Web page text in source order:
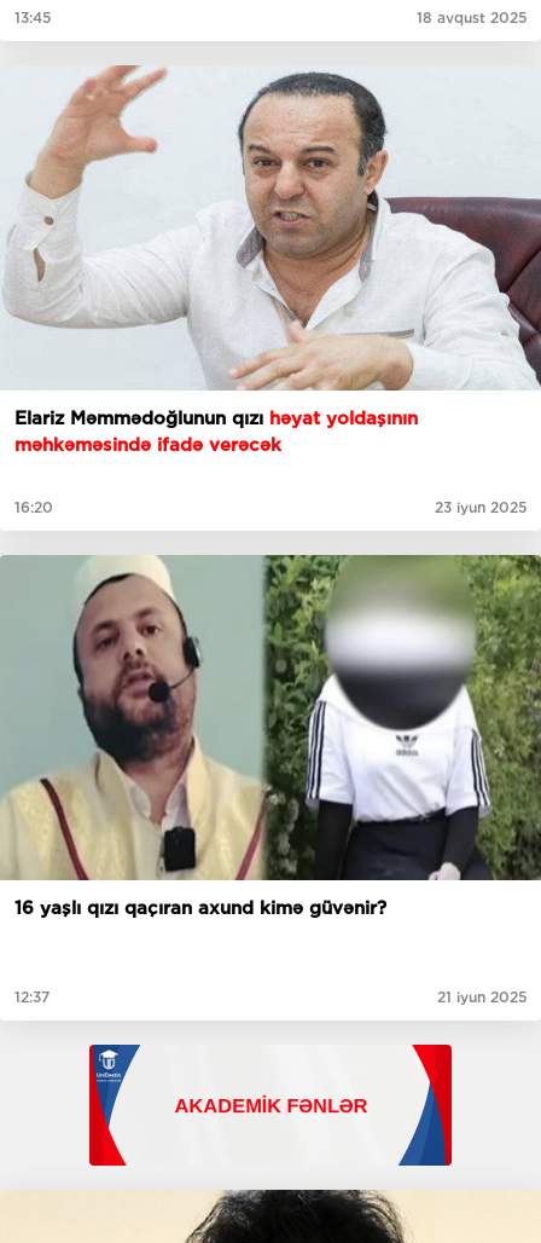
13:45 18 avqust 2025
Elariz Məmmədoğlunun qızı həyat yoldaşının
məhkəməsində ifadə verəcək
16:20 23 iyun 2025
16 yaşlı qızı qaçıran axund kimə güvənir?
12:37 21 iyun 2025